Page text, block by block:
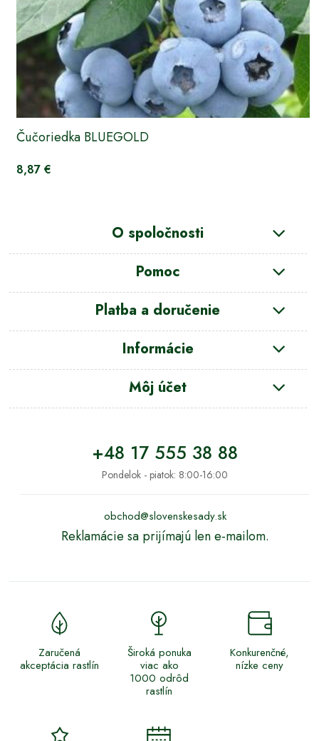
Čučoriedka BLUEGOLD
8,87 €
O spoločnosti
Pomoc
Platba a doručenie
Informácie
Môj účet
+48 17 555 38 88
Pondelok - piatok: 8:00-16:00
obchod@slovenskesady.sk
Reklamácie sa prijímajú len e-mailom.
Zaručená
akceptácia rastlín
Široká ponuka
viac ako
1000 odrôd
rastlín
Konkurenčné,
nízke ceny